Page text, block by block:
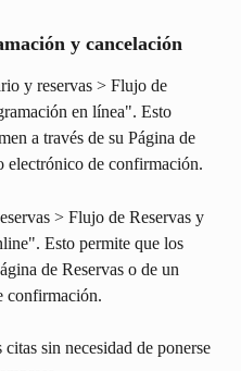
y cancelación
y reservas > Flujo de
en línea". Esto
a través de su Página de
electrónico de confirmación.
> Flujo de Reservas y
Esto permite que los
de Reservas o de un
confirmación.
sin necesidad de ponerse